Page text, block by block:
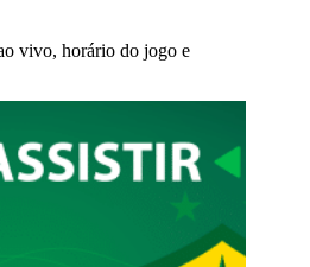
vivo, horário do jogo e